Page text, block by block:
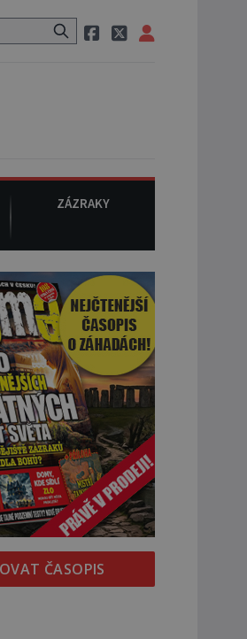
nasedne do něj a už ho nikdy nikdo
ZÁZRAKY
ČASOPIS